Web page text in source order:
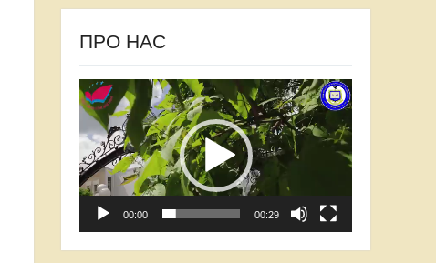
ПРО НАС
Відеопрогравач
00:00 00:29